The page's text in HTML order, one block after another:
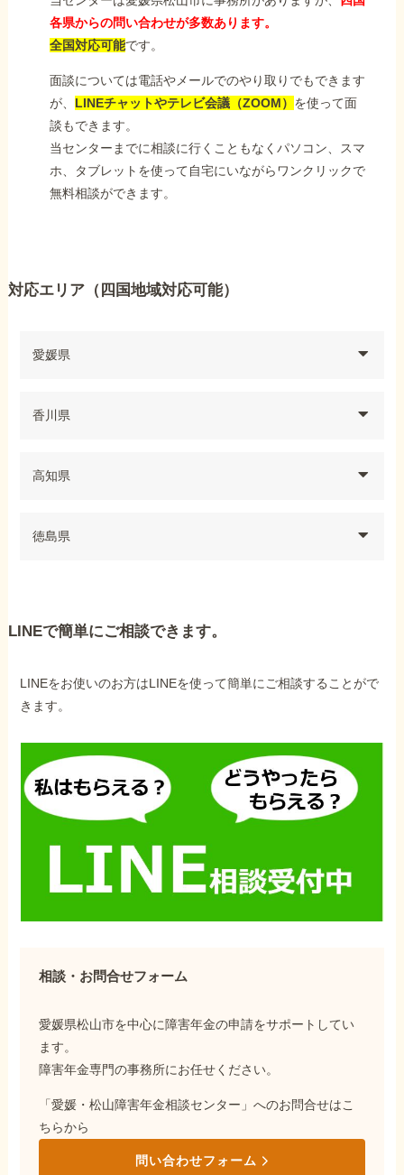
各県からの問い合わせが多数あります。
全国対応可能です。
面談については電話やメールでのやり取りでもできます
が、 LINEチャットやテレビ会議（ZOOM） を使って面
談もできます。
当センターまでに相談に行くこともなくパソコン、スマ
ホ、タブレットを使って自宅にいながらワンクリックで
無料相談ができます。
対応エリア（四国地域対応可能）
愛媛県
香川県
高知県
徳島県
LINEで簡単にご相談できます。
LINEをお使いのお方はLINEを使って簡単にご相談することがで
きます。
相談・お問合せフォーム
愛媛県松山市を中心に障害年金の申請をサポートしてい
ます。
障害年金専門の事務所にお任せください。
「愛媛・松山障害年金相談センター」へのお問合せはこ
ちらから
問い合わせフォーム